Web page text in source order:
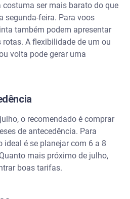
ser mais barato do que
segunda-feira. Para voos
também podem apresentar
A flexibilidade de um ou
volta pode gerar uma
o recomendado é comprar
de antecedência. Para
é se planejar com 6 a 8
mais próximo de julho,
boas tarifas.